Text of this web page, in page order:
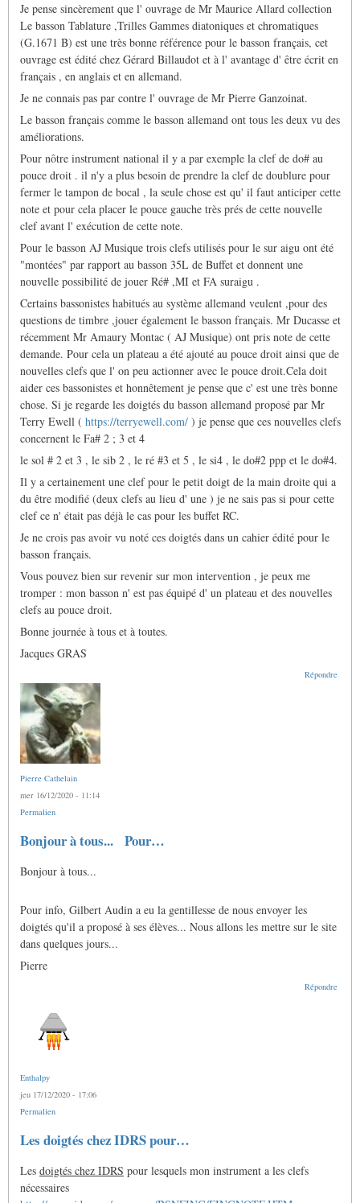
Je pense sincèrement que l' ouvrage de Mr Maurice Allard collection
Le basson Tablature ,Trilles Gammes diatoniques et chromatiques
(G.1671 B) est une très bonne référence pour le basson français, cet
ouvrage est édité chez Gérard Billaudot et à l' avantage d' être écrit en
français , en anglais et en allemand.
Je ne connais pas par contre l' ouvrage de Mr Pierre Ganzoinat.
Le basson français comme le basson allemand ont tous les deux vu des
améliorations.
Pour nôtre instrument national il y a par exemple la clef de do# au
pouce droit . il n'y a plus besoin de prendre la clef de doublure pour
fermer le tampon de bocal , la seule chose est qu' il faut anticiper cette
note et pour cela placer le pouce gauche très prés de cette nouvelle
clef avant l' exécution de cette note.
Pour le basson AJ Musique trois clefs utilisés pour le sur aigu ont été
"montées" par rapport au basson 35L de Buffet et donnent une
nouvelle possibilité de jouer Ré# ,MI et FA suraigu .
Certains bassonistes habitués au système allemand veulent ,pour des
questions de timbre ,jouer également le basson français. Mr Ducasse et
récemment Mr Amaury Montac ( AJ Musique) ont pris note de cette
demande. Pour cela un plateau a été ajouté au pouce droit ainsi que de
nouvelles clefs que l' on peu actionner avec le pouce droit.Cela doit
aider ces bassonistes et honnêtement je pense que c' est une très bonne
chose. Si je regarde les doigtés du basson allemand proposé par Mr
Terry Ewell ( https://terryewell.com/ ) je pense que ces nouvelles clefs
concernent le Fa# 2 ; 3 et 4
le sol # 2 et 3 , le sib 2 , le ré #3 et 5 , le si4 , le do#2 ppp et le do#4.
Il y a certainement une clef pour le petit doigt de la main droite qui a
du être modifié (deux clefs au lieu d' une ) je ne sais pas si pour cette
clef ce n' était pas déjà le cas pour les buffet RC.
Je ne crois pas avoir vu noté ces doigtés dans un cahier édité pour le
basson français.
Vous pouvez bien sur revenir sur mon intervention , je peux me
tromper : mon basson n' est pas équipé d' un plateau et des nouvelles
clefs au pouce droit.
Bonne journée à tous et à toutes.
Jacques GRAS
Répondre
Pierre Cathelain
mer 16/12/2020 - 11:14
Permalien
Bonjour à tous... Pour…
Bonjour à tous...
Pour info, Gilbert Audin a eu la gentillesse de nous envoyer les
doigtés qu'il a proposé à ses élèves... Nous allons les mettre sur le site
dans quelques jours...
Pierre
Répondre
Enthalpy
jeu 17/12/2020 - 17:06
Permalien
Les doigtés chez IDRS pour…
Les doigtés chez IDRS pour lesquels mon instrument a les clefs
nécessaires